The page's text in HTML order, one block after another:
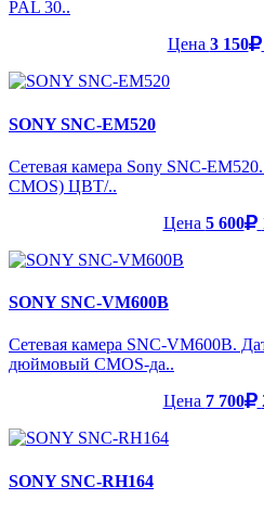
PAL 30..
Цена 3 150
SONY SNC-EM520
Сетевая камера Sony SNC-
CMOS) ЦВТ/..
Цена 5 600
SONY SNC-VM600B
Сетевая камера SNC-VM600B.
дюймовый CMOS-да..
Цена 7 700
SONY SNC-RH164